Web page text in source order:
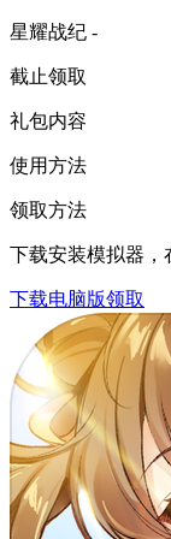
星耀战纪 -
截止领取
礼包内容
使用方法
领取方法
下载安装模拟器，
下载电脑版领取